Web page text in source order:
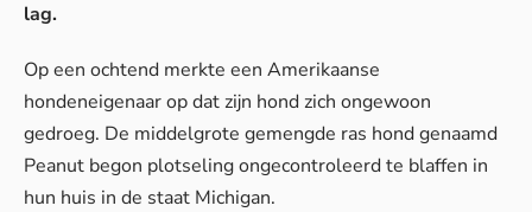
lag.
Op een ochtend merkte een Amerikaanse
hondeneigenaar op dat zijn hond zich ongewoon
gedroeg. De middelgrote gemengde ras hond genaamd
Peanut begon plotseling ongecontroleerd te blaffen in
hun huis in de staat Michigan.